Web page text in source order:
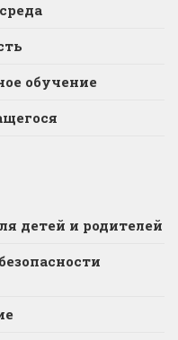
обучение
детей и родителей